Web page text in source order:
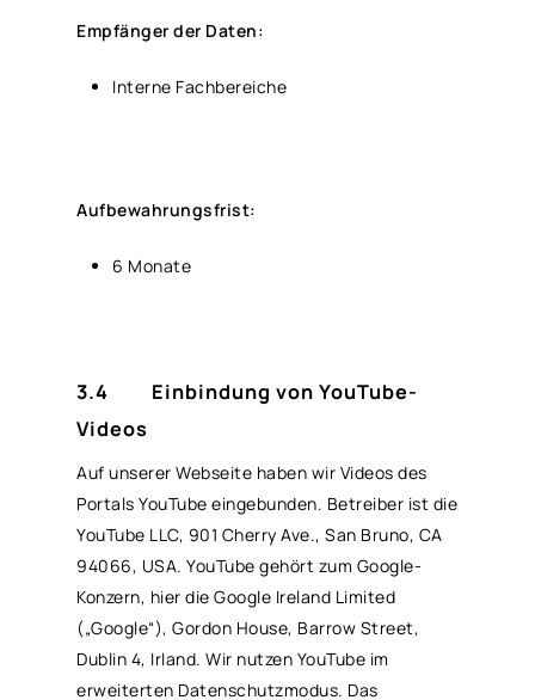
Empfänger der Daten:
Interne Fachbereiche
Aufbewahrungsfrist:
6 Monate
3.4 Einbindung von YouTube-
Videos
Auf unserer Webseite haben wir Videos des
Portals YouTube eingebunden. Betreiber ist die
YouTube LLC, 901 Cherry Ave., San Bruno, CA
94066, USA. YouTube gehört zum Google-
Konzern, hier die Google Ireland Limited
(„Google“), Gordon House, Barrow Street,
Dublin 4, Irland. Wir nutzen YouTube im
erweiterten Datenschutzmodus. Das